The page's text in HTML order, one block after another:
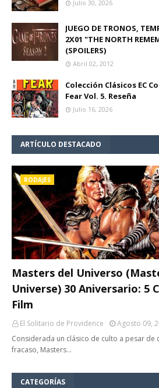
Julio 30, 2026
JUEGO DE TRONOS,
2X01 "THE NORTH
(SPOILERS)
Abril 02, 2012
Colección Clásicos EC
Fear Vol. 5. Reseña
Julio 16, 2026
ARTÍCULO DESTACADO
RODAJES
Masters del Universo
Universe) 30 Aniversario: 5
Film
El Solitario de Providence
Agosto 09,
Considerada un clásico de culto a pesar de
fracaso, Masters…
CATEGORÍAS